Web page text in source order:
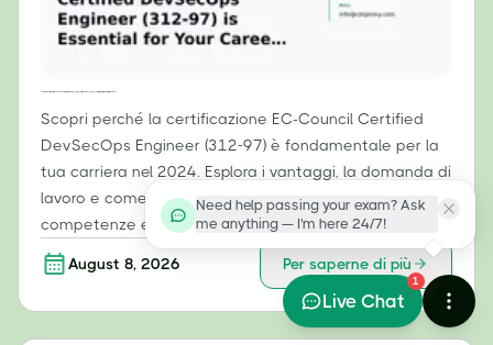
Scopri perché la certificazione EC-Council Certified
DevSecOps Engineer (312-97) è fondamentale per la
tua carriera nel 2024. Esplora i vantaggi, la domanda di
lavoro e come la certificazione ECDE convalida
competenze essenziali per lo sviluppo sicuro.
August 8, 2026 Per saperne di più
Need help passing your exam? Ask
me anything — I'm here 24/7!
1
Live Chat